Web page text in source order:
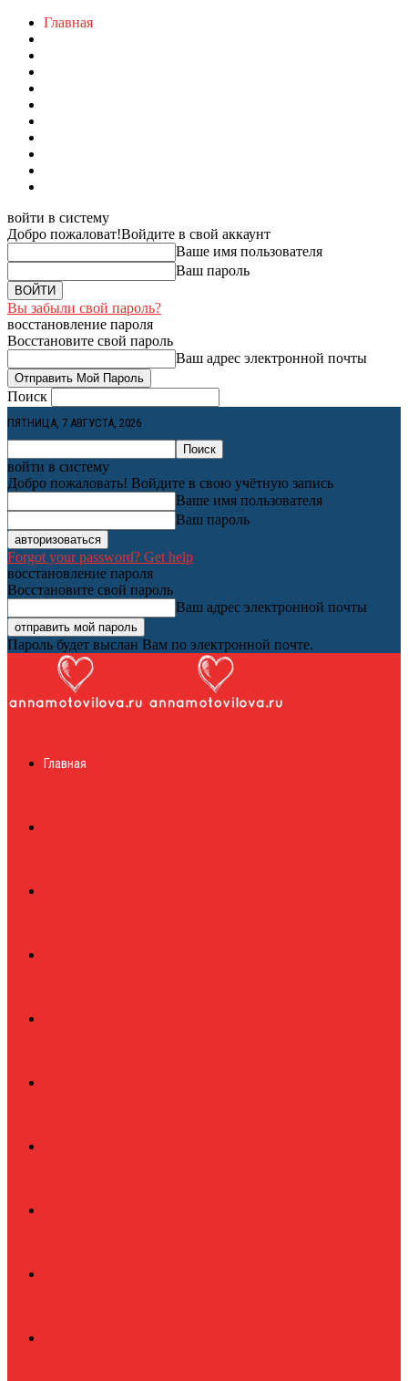
Главная
войти в систему
Добро пожаловат!Войдите в свой аккаунт
Ваше имя пользователя
Ваш пароль
Вы забыли свой пароль?
восстановление пароля
Восстановите свой пароль
Ваш адрес электронной почты
Поиск
ПЯТНИЦА, 7 АВГУСТА, 2026
войти в систему
Добро пожаловать! Войдите в свою учётную запись
Ваше имя пользователя
Ваш пароль
Forgot your password? Get help
восстановление пароля
Восстановите свой пароль
Ваш адрес электронной почты
Пароль будет выслан Вам по электронной почте.
журналГлавная